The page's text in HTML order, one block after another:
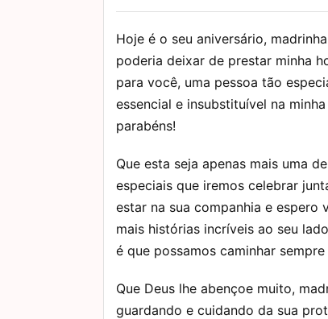
Hoje é o seu aniversário,
poderia deixar de prestar minha
para você, uma pessoa tão
essencial e insubstituível na
parabéns!
Que esta seja apenas mais uma
especiais que iremos celebrar
estar na sua companhia e espero
mais histórias incríveis ao seu
é que possamos caminhar
Que Deus lhe abençoe muito,
guardando e cuidando da sua